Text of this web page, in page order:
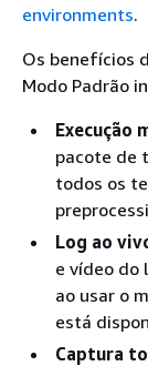
environments.
Os benefícios
Modo Padrão
Execução
pacote de
todos os
Log ao
e vídeo do
ao usar o
está
Captura